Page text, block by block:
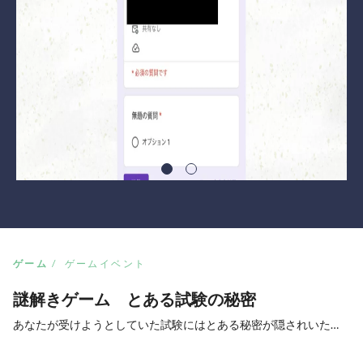
ゲーム ゲームイベント
謎解きゲーム とある試験の秘密
あなたが受けようとしていた試験にはとある秘密が隠されいた…